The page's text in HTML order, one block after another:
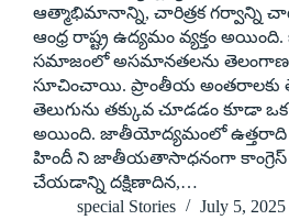
ఆత్మాభిమానాన్ని, చారిత్రక గర్వాన్ని
ఆంధ్ర రాష్ట్ర ఉద్యమం వ్యక్తం
సమాజంలో అసమానతలను తెలంగాణ
సూచించాయి. ప్రాంతీయ అంతరాలకు
తెలుగును తక్కువ చూడడం కూడా
అయింది. జాతీయోద్యమంలో ఉత్తరాది
హిందీ ని జాతీయతాసాధనంగా కాంగ్రెస్‌
చేయడాన్ని దక్షిణాదిన,…
special Stories
July 5, 2025